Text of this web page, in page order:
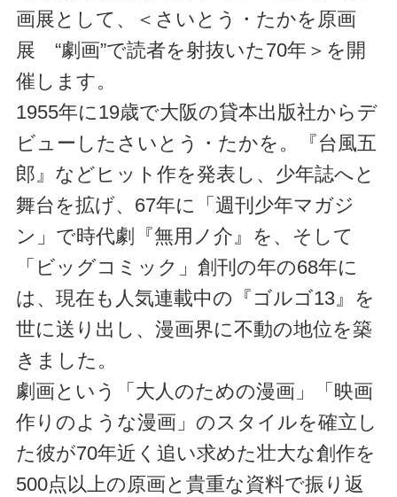
画展として、＜さいとう・たかを原画
展 “劇画”で読者を射抜いた70年＞を開
催します。
1955年に19歳で大阪の貸本出版社からデ
ビューしたさいとう・たかを。『台風五
郎』などヒット作を発表し、少年誌へと
舞台を拡げ、67年に「週刊少年マガジ
ン」で時代劇『無用ノ介』を、そして
「ビッグコミック」創刊の年の68年に
は、現在も人気連載中の『ゴルゴ13』を
世に送り出し、漫画界に不動の地位を築
きました。
劇画という「大人のための漫画」「映画
作りのような漫画」のスタイルを確立し
た彼が70年近く追い求めた壮大な創作を
500点以上の原画と貴重な資料で振り返